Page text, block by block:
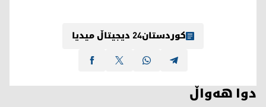
کوردستان24 دیجیتاڵ میدیا
دوا هەواڵ